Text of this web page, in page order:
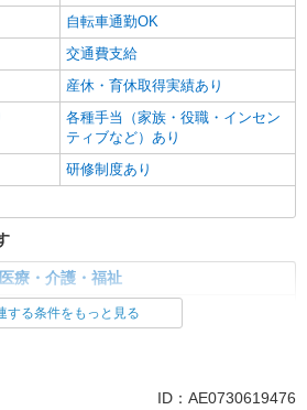
自転車通勤OK
交通費支給
産休・育休取得実績あり
各種手当（家族・役職・インセン
ティブなど）あり
研修制度あり
医療・介護・福祉
する条件をもっと見る
ID：AE0730619476